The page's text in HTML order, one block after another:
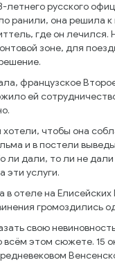
летнего русского
ранили, она решила к
где он лечился.
зоне, для
французское
ей
чтобы она
и в постели
ли дали, то ли не
эти услуги.
в отеле на
громоздились
свою
этом сюжете. 15